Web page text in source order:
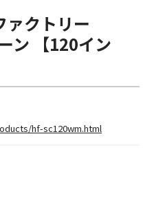
ァクトリー
ン 【120イン
hf-sc120wm.html